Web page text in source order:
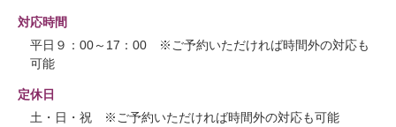
対応時間
平日９：00～17：00 ※ご予約いただければ時間外の対応も
可能
定休日
土・日・祝 ※ご予約いただければ時間外の対応も可能